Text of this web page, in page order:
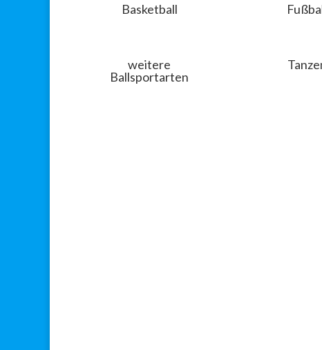
Basketball
weitere
Ballsportarten